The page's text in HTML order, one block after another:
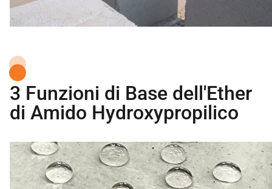
3 Funzioni di Base dell'Ether
di Amido Hydroxypropilico